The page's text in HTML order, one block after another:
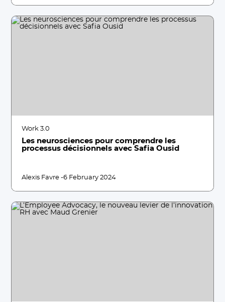
Work 3.0
Les neurosciences pour comprendre les
processus décisionnels avec Safia Ousid
Alexis Favre -6 February 2024